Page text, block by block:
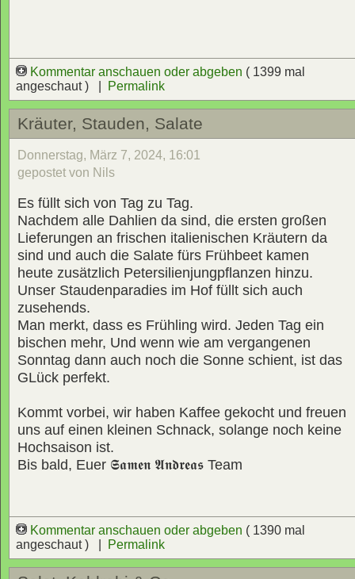
Kommentar anschauen oder abgeben ( 1399 mal
angeschaut ) |
Permalink
Kräuter, Stauden, Salate
Donnerstag, März 7, 2024, 16:01
gepostet von Nils
Es füllt sich von Tag zu Tag.
Nachdem alle Dahlien da sind, die ersten großen
Lieferungen an frischen italienischen Kräutern da
sind und auch die Salate fürs Frühbeet kamen
heute zusätzlich Petersilienjungpflanzen hinzu.
Unser Staudenparadies im Hof füllt sich auch
zusehends.
Man merkt, dass es Frühling wird. Jeden Tag ein
bischen mehr, Und wenn wie am vergangenen
Sonntag dann auch noch die Sonne schient, ist das
GLück perfekt.
Kommt vorbei, wir haben Kaffee gekocht und freuen
uns auf einen kleinen Schnack, solange noch keine
Hochsaison ist.
Bis bald, Euer 𝕾𝖆𝖒𝖊𝖓 𝕬𝖓𝖉𝖗𝖊𝖆𝖘 Team
Kommentar anschauen oder abgeben ( 1390 mal
angeschaut ) |
Permalink